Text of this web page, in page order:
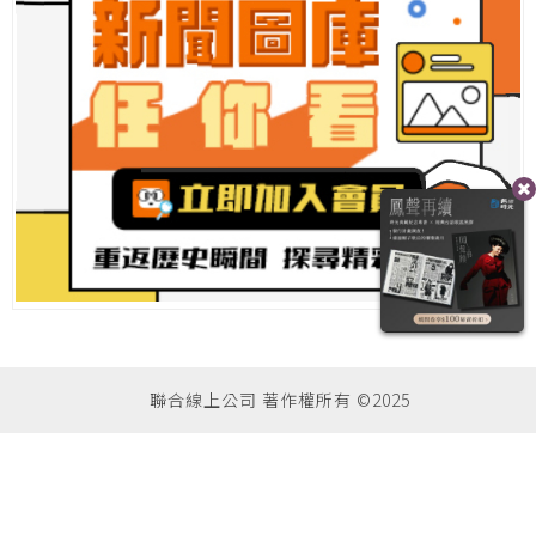
聯合線上公司 著作權所有 ©2025